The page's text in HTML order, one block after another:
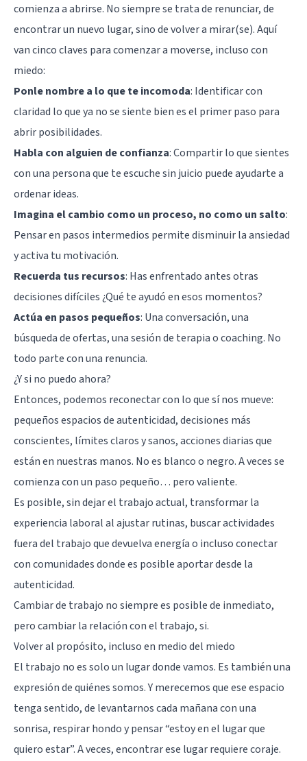
comienza a abrirse. No siempre se trata de renunciar, de
encontrar un nuevo lugar, sino de volver a mirar(se). Aquí
van cinco claves para comenzar a moverse, incluso con
miedo:
Ponle nombre a lo que te incomoda: Identificar con
claridad lo que ya no se siente bien es el primer paso para
abrir posibilidades.
Habla con alguien de confianza: Compartir lo que sientes
con una persona que te escuche sin juicio puede ayudarte a
ordenar ideas.
Imagina el cambio como un proceso, no como un salto:
Pensar en pasos intermedios permite disminuir la ansiedad
y activa tu motivación.
Recuerda tus recursos: Has enfrentado antes otras
decisiones difíciles ¿Qué te ayudó en esos momentos?
Actúa en pasos pequeños: Una conversación, una
búsqueda de ofertas, una sesión de terapia o coaching. No
todo parte con una renuncia.
¿Y si no puedo ahora?
Entonces, podemos reconectar con lo que sí nos mueve:
pequeños espacios de autenticidad, decisiones más
conscientes, límites claros y sanos, acciones diarias que
están en nuestras manos. No es blanco o negro. A veces se
comienza con un paso pequeño… pero valiente.
Es posible, sin dejar el trabajo actual, transformar la
experiencia laboral al ajustar rutinas, buscar actividades
fuera del trabajo que devuelva energía o incluso conectar
con comunidades donde es posible aportar desde la
autenticidad.
Cambiar de trabajo no siempre es posible de inmediato,
pero cambiar la relación con el trabajo, si.
Volver al propósito, incluso en medio del miedo
El trabajo no es solo un lugar donde vamos. Es también una
expresión de quiénes somos. Y merecemos que ese espacio
tenga sentido, de levantarnos cada mañana con una
sonrisa, respirar hondo y pensar “estoy en el lugar que
quiero estar”. A veces, encontrar ese lugar requiere coraje.